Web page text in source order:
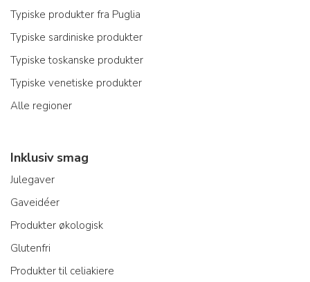
Typiske produkter fra Puglia
Typiske sardiniske produkter
Typiske toskanske produkter
Typiske venetiske produkter
Alle regioner
Inklusiv smag
Julegaver
Gaveidéer
Produkter økologisk
Glutenfri
Produkter til celiakiere